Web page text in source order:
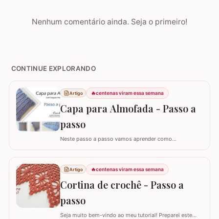
Nenhum comentário ainda. Seja o primeiro!
CONTINUE EXPLORANDO
Artigo 🔥centenas viram essa semana
Capa para Almofada - Passo a
passo
Neste passo a passo vamos aprender como
intercalados. Fiz a capa para almofada de 40 x 40 e
seguindo o passo a passo você consegue adaptar para
o tamanho desejado. Utilizei o fio Barroco Maxcolor da
Círculo S/A. Um fio extremamente macio por ser 100%…
Artigo 🔥centenas viram essa semana
Cortina de crochê - Passo a
passo
Seja muito bem-vindo ao meu tutorial! Preparei este